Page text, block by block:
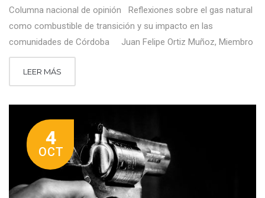
Columna nacional de opinión Reflexiones sobre el gas natural
como combustible de transición y su impacto en las
comunidades de Córdoba Juan Felipe Ortiz Muñoz, Miembro
LEER MÁS
4
OCT